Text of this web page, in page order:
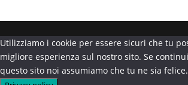
n
Utilizziamo i cookie per essere sicuri che tu
migliore esperienza sul nostro sito. Se
questo sito noi assumiamo che tu ne sia felice.